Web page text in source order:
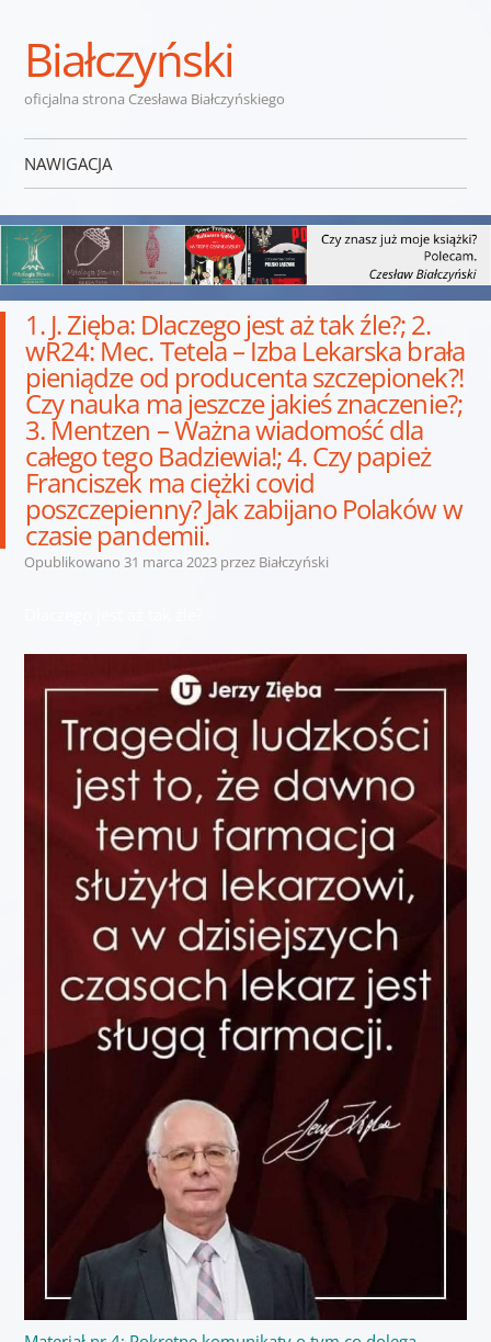
Białczyński
oficjalna strona Czesława Białczyńskiego
NAWIGACJA
1. J. Zięba: Dlaczego jest aż tak źle?; 2.
wR24: Mec. Tetela – Izba Lekarska brała
pieniądze od producenta szczepionek?!
Czy nauka ma jeszcze jakieś znaczenie?;
3. Mentzen – Ważna wiadomość dla
całego tego Badziewia!; 4. Czy papież
Franciszek ma ciężki covid
poszczepienny? Jak zabijano Polaków w
czasie pandemii.
Opublikowano 31 marca 2023przez Białczyński